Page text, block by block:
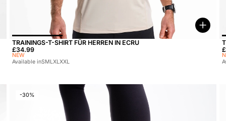
TRAININGS-T-SHIRT FÜR HERREN IN ECRU
Preis:
£34.99
NEW
Available inSMLXLXXL
-30%